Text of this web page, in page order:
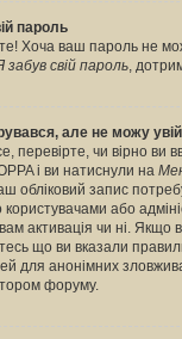
пароль
Хоча ваш пароль не
забув свій пароль,
але не можу
перевірте, чи вірно ви
і ви натиснули на
обліковий запис
користувачами або
активація чи ні.
що ви вказали
для анонімних
форуму.